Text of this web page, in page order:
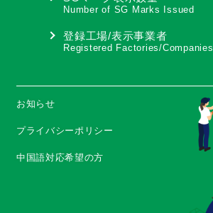
Number of SG Marks Issued
登録工場/表示事業者
Registered Factories/Companies
お知らせ
プライバシーポリシー
中国語対応希望の方